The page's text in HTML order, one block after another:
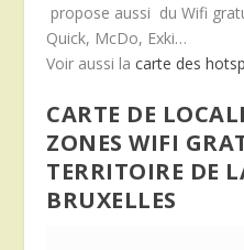
propose aussi du Wifi
Quick, McDo, Exki…
Voir aussi lacarte des
CARTE DE
ZONES WIFI
TERRITOIRE DE
BRUXELLES